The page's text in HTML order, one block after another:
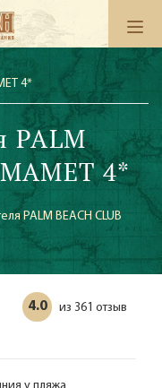
4*
PALM
4*
PALM BEACH CLUB
4.0 из 361 отзыв